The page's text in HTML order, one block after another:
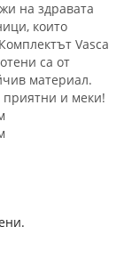
на здравата
които
Vasca
са от
материал.
и меки!